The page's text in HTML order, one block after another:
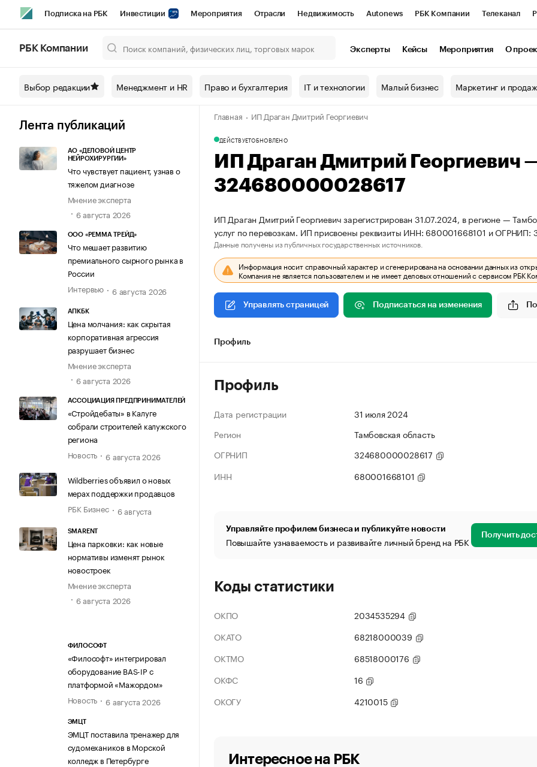
Подписка на РБК Инвестиции Мероприятия Отрасли Недвижимость Autonews РБК Компании Телеканал
Спецпроекты СПб Конференции СПб Спецпроекты Проверка контрагентов
Технологии и медиа Рынок наличной валюты
РБК Компании Эксперты Кейсы Мероприятия О
Выбор редакции Менеджмент и HR Право и бухгалтерия IT и технологии Малый бизнес Маркетинг и
Лента публикаций
АО «ДЕЛОВОЙ ЦЕНТР
НЕЙРОХИРУРГИИ»
Что чувствует пациент, узнав о
тяжелом диагнозе
Мнение эксперта
6 августа 2026
ООО «РЕММА ТРЕЙД»
Что мешает развитию
премиального сырного рынка в
России
Интервью
6 августа 2026
АПКБК
Цена молчания: как скрытая
корпоративная агрессия
разрушает бизнес
Мнение эксперта
6 августа 2026
АССОЦИАЦИЯ ПРЕДПРИНИМАТЕЛЕЙ
«Стройдебаты» в Калуге
собрали строителей калужского
региона
Новость
6 августа 2026
Wildberries объявил о новых
мерах поддержки продавцов
РБК Бизнес
6 августа
SMARENT
Цена парковки: как новые
нормативы изменят рынок
новостроек
Мнение эксперта
6 августа 2026
ФИЛОСОФТ
«Философт» интегрировал
оборудование BAS-IP с
платформой «Мажордом»
Новость
6 августа 2026
ЭМЦТ
ЭМЦТ поставила тренажер для
судомехаников в Морской
колледж в Петербурге
Главная ИП Драган Дмитрий Георгиевич
ДЕЙСТВУЕТОБНОВЛЕНО
ИП Драган Дмитрий
324680000028617
ИП Драган Дмитрий Георгиевич зарегистрирован 31.07.2024, в регионе —
услуг по перевозкам. ИП присвоены реквизиты ИНН: 680001668101 и
Данные получены из публичных государственных источников.
Информация носит справочный характер и сгенерирована на основании данных из
Компания не является пользователем и не имеет деловых отношений с сервисом РБК
Управлять страницей Подписаться на изменения
Профиль
Профиль
Дата регистрации
31 июля 2024
Регион
Тамбовская область
ОГРНИП
324680000028617
ИНН
680001668101
Управляйте профилем бизнеса и публикуйте новости
Повышайте узнаваемость и развивайте личный бренд на РБК Получить
Коды статистики
ОКПО
2034535294
ОКАТО
68218000039
ОКТМО
68518000176
ОКФС
16
ОКОГУ
4210015
Интересное на РБК